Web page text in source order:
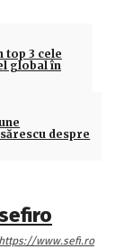
top 3 cele
global în
despre
https://www.sefi.ro